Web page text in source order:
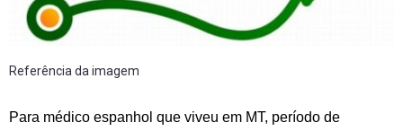
Referência da imagem
Para médico espanhol que viveu em MT, período de